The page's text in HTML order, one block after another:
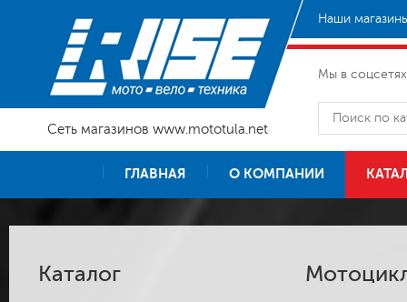
Сеть магазинов www.mototula.net
Наши
Мы в
ГЛАВНАЯ О КОМПАНИИ
Каталог